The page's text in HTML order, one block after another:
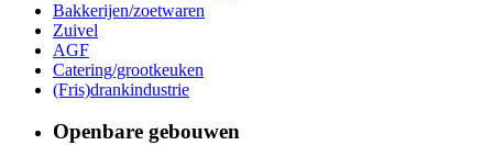
Bakkerijen/zoetwaren
Zuivel
AGF
Catering/grootkeuken
(Fris)drankindustrie
Openbare gebouwen